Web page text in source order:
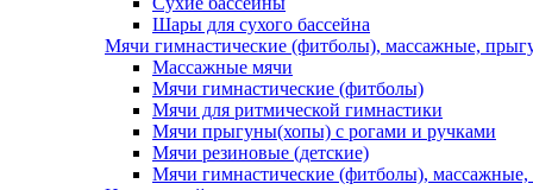
Шары для сухого бассейна
Мячи гимнастические (фитболы), массажные,
Массажные мячи
Мячи гимнастические (фитболы)
Мячи для ритмической гимнастики
Мячи прыгуны(хопы) с рогами и ручками
Мячи резиновые (детские)
Мячи гимнастические (фитболы),